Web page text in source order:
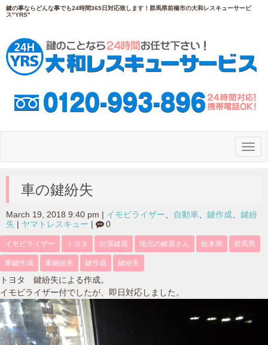
鍵の事ならどんな事でも24時間365日対応致します！群馬県前橋市の大和レスキューサービ
ス"YRS"
N
a
i
車の鍵紛失
March 19, 2018 9:40 pm イモビライザー、 自動車、 鍵作成、 鍵紛
失
ヤマトレスキュー 0
イモビライザー トヨタ 出張鍵屋 地元の鍵屋さん 栃木県 群馬県
車鍵作成 車鍵紛失 鍵作成 鍵紛失
トヨタ 鍵紛失による作成。
イモビライザー付でしたが、即日対応しました。